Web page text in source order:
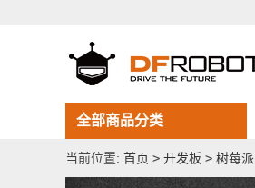
Compute
Module
2GB/Lite
全部商品分类
当前位置: 首页 > 开发板 > 树莓派